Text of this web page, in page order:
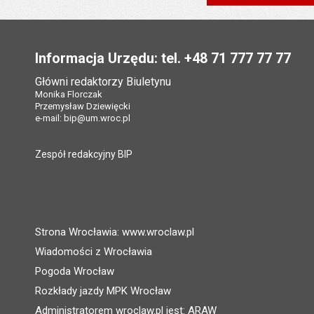
Data ostatniej
Liczba pobrań:
Data
Data wytworzenia:
Data opublikowania:
Ostatnio
Data ostatniej
Data opublikowania:
Ostatnio
Data ostatniej
Informacja Urzędu: tel. +48 71 777 77 77
Główni redaktorzy Biuletynu
Monika Florczak
Przemysław Dziewięcki
e-mail:bip@um.wroc.pl
Zespół redakcyjny BIP
Strona Wrocławia: www.wroclaw.pl
Wiadomości z Wrocławia
Pogoda Wrocław
Rozkłady jazdy MPK Wrocław
Administratorem wroclaw.pl jest: ARAW